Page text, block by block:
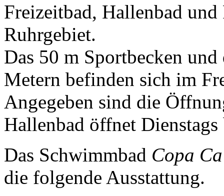
Freizeitbad, Hallenbad
Ruhrgebiet.
Das 50 m Sportbecken
Metern befinden sich im
Angegeben sind die
Hallenbad öffnet
Das Schwimmbad Copa
die folgende Ausstattung.